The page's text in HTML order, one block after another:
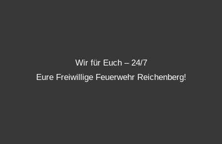
Wir für Euch – 24/7
Eure Freiwillige Feuerwehr Reichenberg!